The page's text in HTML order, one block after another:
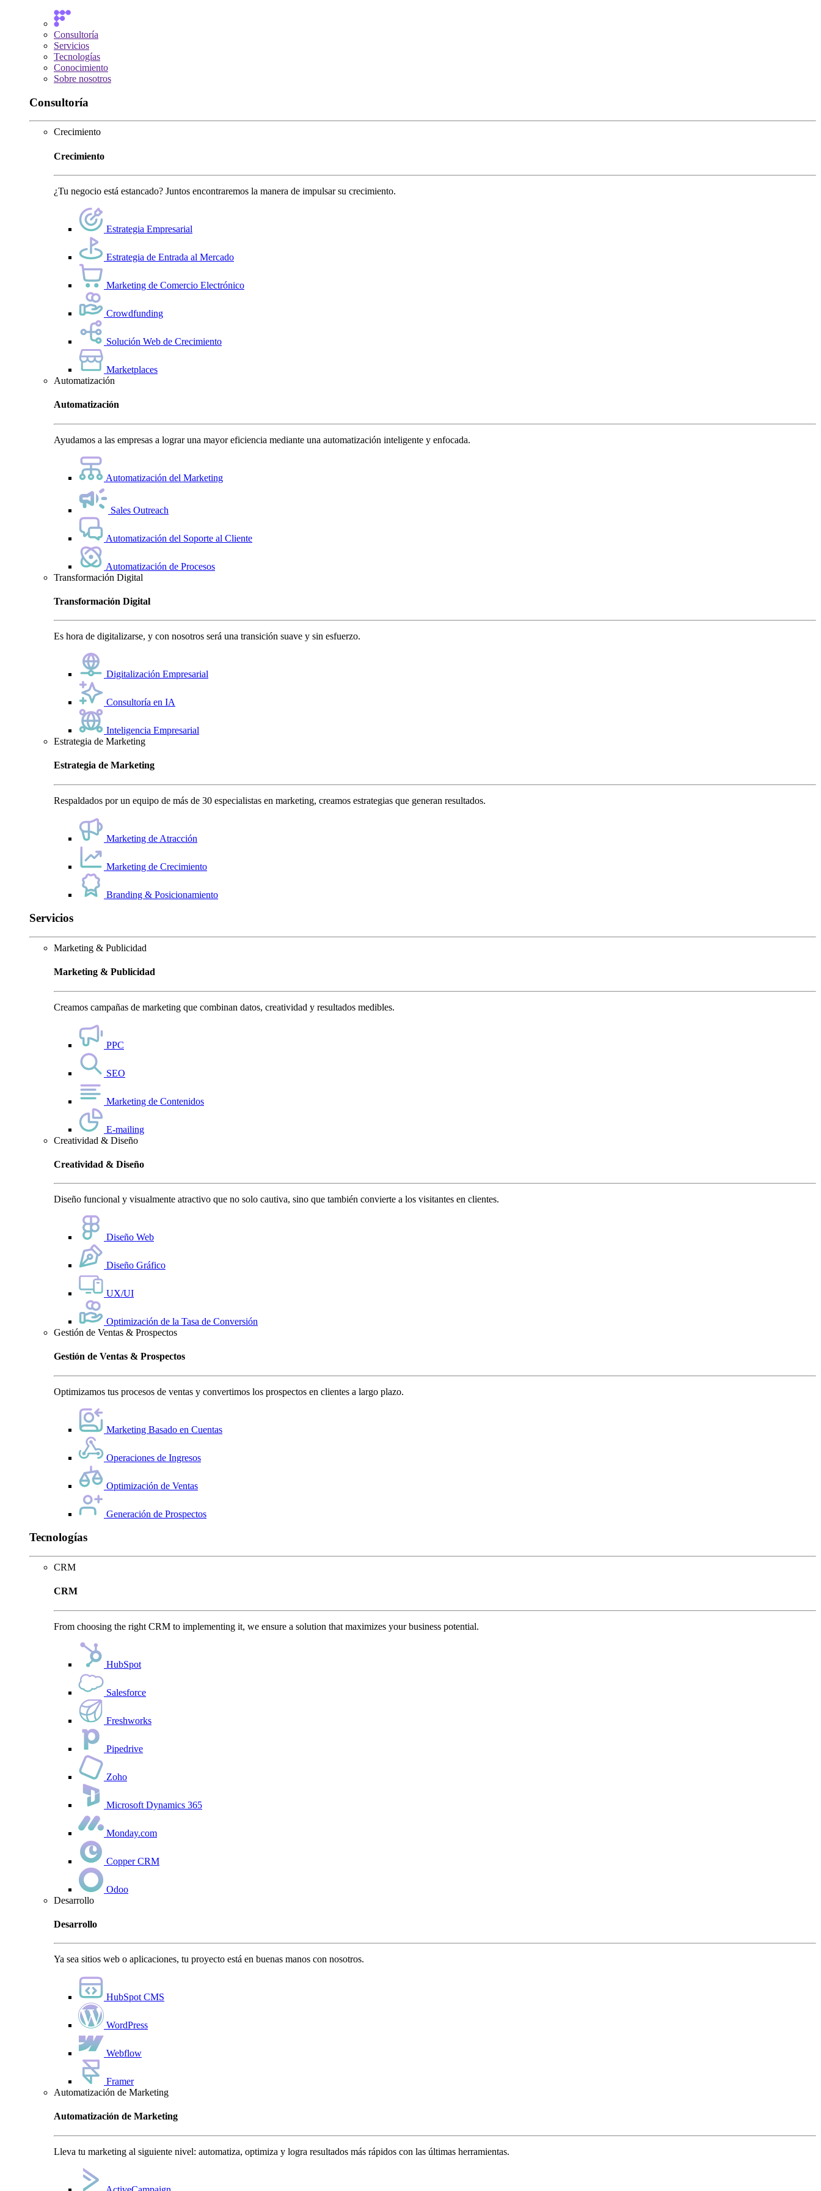
Consultoría
Servicios
Tecnologías
Conocimiento
Sobre nosotros
Consultoría
Crecimiento
Crecimiento
¿Tu negocio está estancado? Juntos encontraremos la manera de impulsar su crecimiento.
Estrategia Empresarial
Estrategia de Entrada al Mercado
Marketing de Comercio Electrónico
Crowdfunding
Solución Web de Crecimiento
Marketplaces
Automatización
Automatización
Ayudamos a las empresas a lograr una mayor eficiencia mediante una automatización inteligente y enfocada.
Automatización del Marketing
Sales Outreach
Automatización del Soporte al Cliente
Automatización de Procesos
Transformación Digital
Transformación Digital
Es hora de digitalizarse, y con nosotros será una transición suave y sin esfuerzo.
Digitalización Empresarial
Consultoría en IA
Inteligencia Empresarial
Estrategia de Marketing
Estrategia de Marketing
Respaldados por un equipo de más de 30 especialistas en marketing, creamos estrategias que generan resultados.
Marketing de Atracción
Marketing de Crecimiento
Branding & Posicionamiento
Servicios
Marketing & Publicidad
Marketing & Publicidad
Creamos campañas de marketing que combinan datos, creatividad y resultados medibles.
PPC
SEO
Marketing de Contenidos
E-mailing
Creatividad & Diseño
Creatividad & Diseño
Diseño funcional y visualmente atractivo que no solo cautiva, sino que también convierte a los visitantes en clientes.
Diseño Web
Diseño Gráfico
UX/UI
Optimización de la Tasa de Conversión
Gestión de Ventas & Prospectos
Gestión de Ventas & Prospectos
Optimizamos tus procesos de ventas y convertimos los prospectos en clientes a largo plazo.
Marketing Basado en Cuentas
Operaciones de Ingresos
Optimización de Ventas
Generación de Prospectos
Tecnologías
CRM
CRM
From choosing the right CRM to implementing it, we ensure a solution that maximizes your business potential.
HubSpot
Salesforce
Freshworks
Pipedrive
Zoho
Microsoft Dynamics 365
Monday.com
Copper CRM
Odoo
Desarrollo
Desarrollo
Ya sea sitios web o aplicaciones, tu proyecto está en buenas manos con nosotros.
HubSpot CMS
WordPress
Webflow
Framer
Automatización de Marketing
Automatización de Marketing
Lleva tu marketing al siguiente nivel: automatiza, optimiza y logra resultados más rápidos con las últimas herramientas.